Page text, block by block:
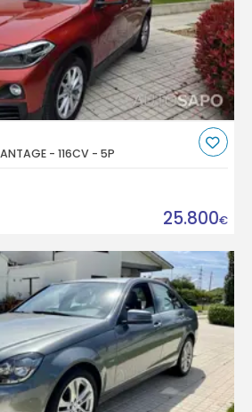
- 116CV - 5P
25.800€